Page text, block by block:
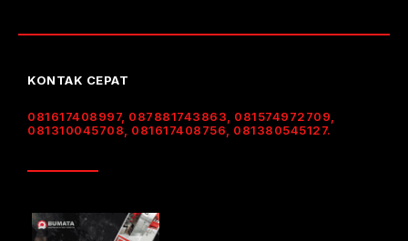
KONTAK CEPAT
081617408997, 087881743863, 081574972709,
081310045708, 081617408756, 081380545127.